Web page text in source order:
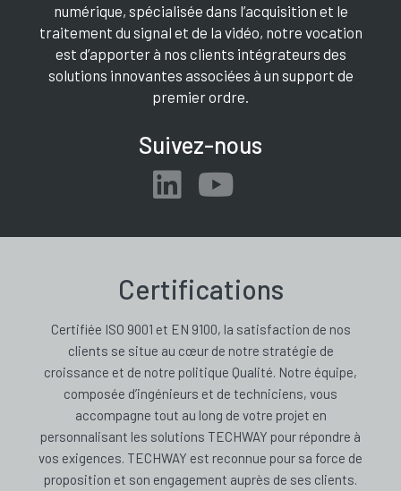
numérique, spécialisée dans l’acquisition et le
traitement du signal et de la vidéo, notre vocation
est d’apporter à nos clients intégrateurs des
solutions innovantes associées à un support de
premier ordre.
Suivez-nous
Certifications
Certifiée ISO 9001 et EN 9100, la satisfaction de nos
clients se situe au cœur de notre stratégie de
croissance et de notre politique Qualité. Notre équipe,
composée d’ingénieurs et de techniciens, vous
accompagne tout au long de votre projet en
personnalisant les solutions TECHWAY pour répondre à
vos exigences. TECHWAY est reconnue pour sa force de
proposition et son engagement auprès de ses clients.